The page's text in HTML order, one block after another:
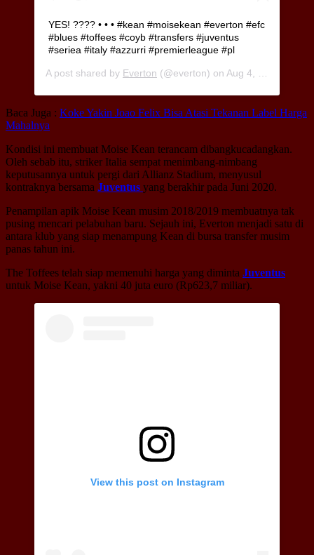
YES! ???? • • • #kean #moisekean #everton #efc
#blues #toffees #coyb #transfers #juventus
#seriea #italy #azzurri #premierleague #pl
A post shared by Everton (@everton) on Aug 4, 2019 at 3:51am PDT
Baca Juga : Koke Yakin Joao Felix Bisa Atasi Tekanan Label Harga
Mahalnya
Kondisi ini membuat Moise Kean terancam dibangkucadangkan.
Oleh sebab itu, striker Italia sempat menimbang-nimbang
keputusannya untuk pergi dari Allianz Stadium, menyusul
kontraknya bersama Juventus yang berakhir pada Juni 2020.
Penampilan apik Moise Kean musim 2018/2019 membuatnya tak
pusing mencari pelabuhan baru. Sejauh ini, Everton menjadi satu di
antara klub yang siap menampung Kean di bursa transfer musim
panas tahun ini.
The Toffees telah siap memenuhi harga yang diminta Juventus
untuk Moise Kean, yakni 40 juta euro (Rp623,7 miliar).
View this post on Instagram